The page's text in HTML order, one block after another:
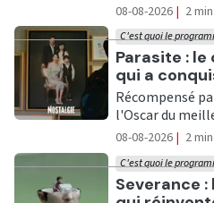
08-08-2026 | 2
Ecouter
Parasite :
qui a
C'est quoi le
Récompensé
l'Oscar du
08-08-2026 | 2
Ecouter
Severance
C'est quoi le